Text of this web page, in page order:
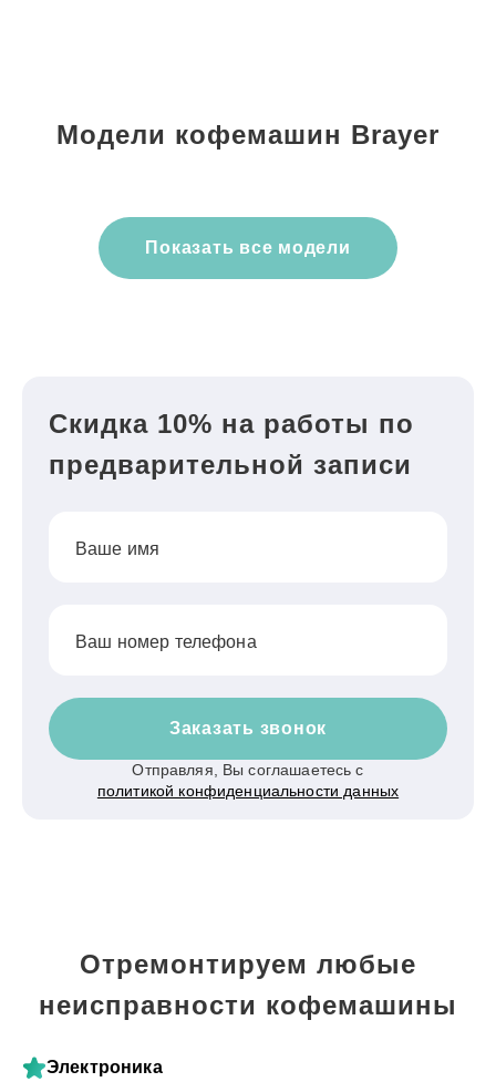
Модели кофемашин Brayer
Показать все модели
Скидка 10% на работы по
предварительной записи
Ваше имя
Ваш номер телефона
Заказать звонок
Отправляя, Вы соглашаетесь с
политикой конфиденциальности данных
Отремонтируем любые
неисправности кофемашины
Электроника